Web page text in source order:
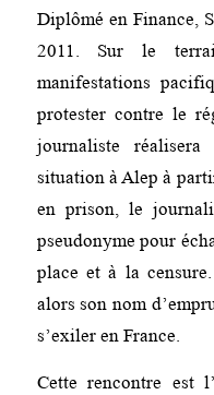
Diplômé en Finance,
2011. Sur le
manifestations
protester contre le
journaliste
situation à Alep à
en prison, le
pseudonyme pour
place et à la
alors son nom
s’exiler en France.
Cette rencontre est